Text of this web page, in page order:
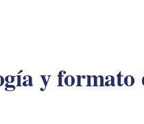
y formato